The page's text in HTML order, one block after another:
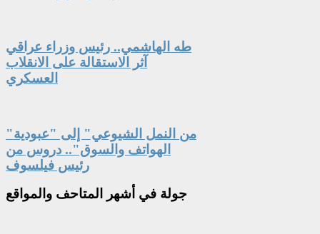
طه الهاشمي.. رئيس وزراء عراقي
آثر الاستقالة على الانقلاب
العسكري
"من النمل الشيوعي" إلى "عبودية
الهواتف والسوق".. دروس من
رئيس فيلسوف
جولة في أشهر المتاحف والمواقع